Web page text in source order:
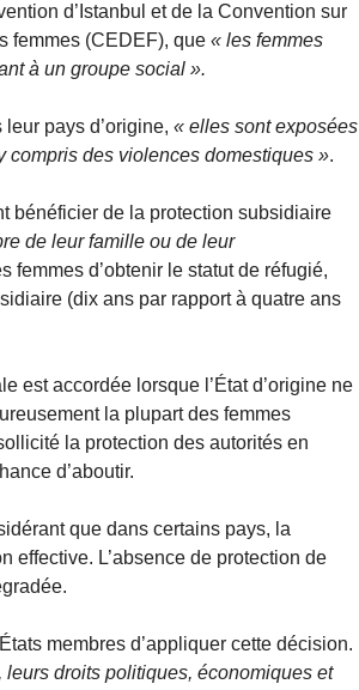
d’Istanbul et de la Convention sur
femmes (CEDEF), que « les femmes
à un groupe social ».
pays d’origine, « elles sont exposées
compris des violences domestiques ».
bénéficier de la protection subsidiaire
de leur famille ou de leur
d’obtenir le statut de réfugié,
(dix ans par rapport à quatre ans
est accordée lorsque l’État d’origine ne
la plupart des femmes
la protection des autorités en
d’aboutir.
que dans certains pays, la
effective. L’absence de protection de
membres d’appliquer cette décision.
leurs droits politiques, économiques et